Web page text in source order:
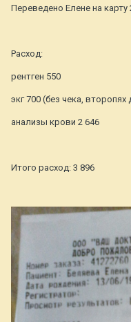
Переведено Елене на карту
Расход:
рентген 550
экг 700 (без чека,
анализы крови 2 646
Итого расход: 3 896